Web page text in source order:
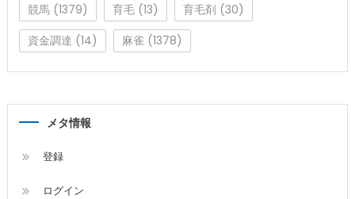
競馬(1379) 育毛(13) 育毛剤 (30)
資金調達 (14) 麻雀 (1378)
メタ情報
登録
ログイン